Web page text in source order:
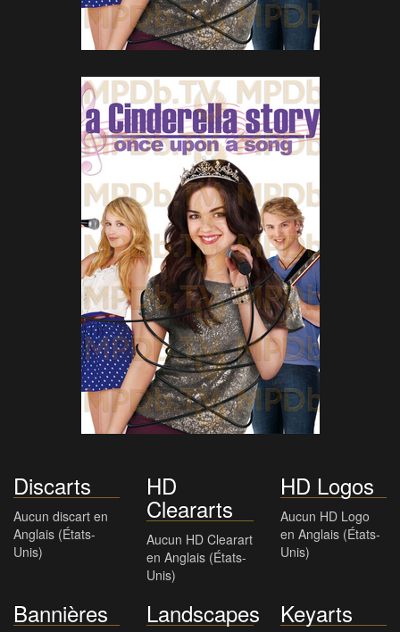
Discarts
Aucun discart en
Anglais (États-
Unis)
HD
Cleararts
Aucun HD Clearart
en Anglais (États-
Unis)
HD Logos
Aucun HD Logo
en Anglais (États-
Unis)
Bannières Landscapes Keyarts